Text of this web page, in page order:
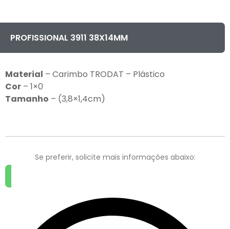
PROFISSIONAL 3911 38X14MM
Material – Carimbo TRODAT – Plástico
Cor – 1×0
Tamanho – (3,8×1,4cm)
Se preferir, solicite mais informações abaixo: